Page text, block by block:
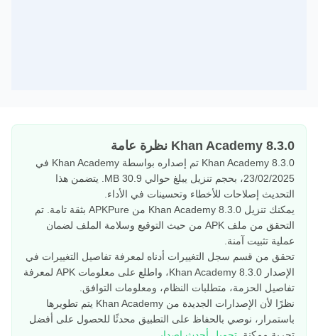
Khan Academy 8.3.0 نظرة عامة
Khan Academy 8.3.0 تم إصداره بواسطة Khan Academy في
23/02/2025، بحجم تنزيل يبلغ حوالي 30.9 MB. يتضمن هذا
التحديث إصلاحات للأخطاء وتحسينات في الأداء.
يمكنك تنزيل Khan Academy 8.3.0 من APKPure بثقة تامة. تم
التحقق من ملف APK من حيث التوقيع وسلامة الملف لضمان
عملية تثبيت آمنة.
تحقق من قسم سجل التغييرات أدناه لمعرفة تفاصيل التغييرات في
الإصدار Khan Academy 8.3.0، واطلع على معلومات APK لمعرفة
تفاصيل الحزمة، متطلبات النظام، ومعلومات التوافق.
نظرًا لأن الإصدارات الجديدة من Khan Academy يتم تطويرها
باستمرار، نوصي بالحفاظ على التطبيق محدثًا للحصول على أفضل